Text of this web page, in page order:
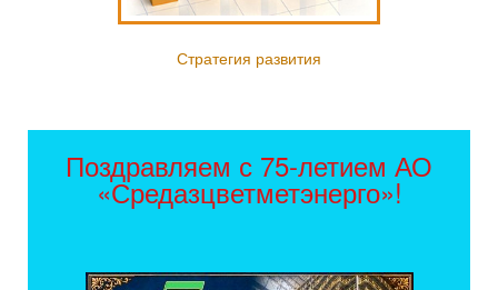
Стратегия развития
Поздравляем с 75-летием АО
«Средазцветметэнерго»!